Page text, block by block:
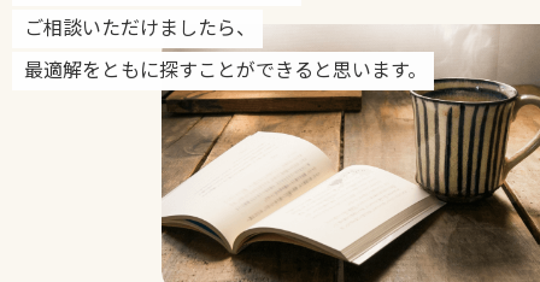
ご相談いただけましたら、
最適解をともに探すことができると思います。